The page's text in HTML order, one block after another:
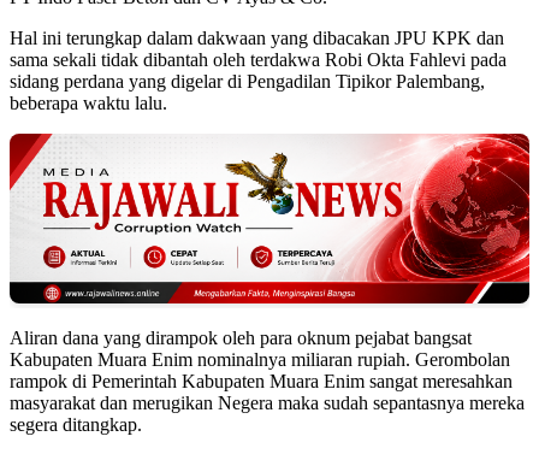
Hal ini terungkap dalam dakwaan yang dibacakan JPU KPK dan
sama sekali tidak dibantah oleh terdakwa Robi Okta Fahlevi pada
sidang perdana yang digelar di Pengadilan Tipikor Palembang,
beberapa waktu lalu.
Aliran dana yang dirampok oleh para oknum pejabat bangsat
Kabupaten Muara Enim nominalnya miliaran rupiah. Gerombolan
rampok di Pemerintah Kabupaten Muara Enim sangat meresahkan
masyarakat dan merugikan Negera maka sudah sepantasnya mereka
segera ditangkap.